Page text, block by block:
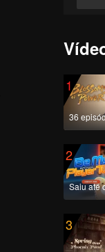
1
36
2
Saiu até
3